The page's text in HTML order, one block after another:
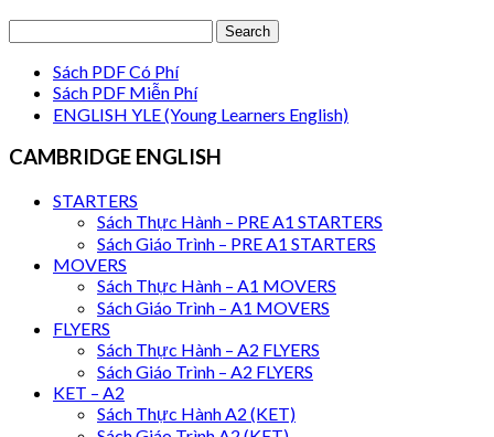
Sách PDF Có Phí
Sách PDF Miễn Phí
ENGLISH YLE (Young Learners English)
CAMBRIDGE ENGLISH
STARTERS
Sách Thực Hành – PRE A1 STARTERS
Sách Giáo Trình – PRE A1 STARTERS
MOVERS
Sách Thực Hành – A1 MOVERS
Sách Giáo Trình – A1 MOVERS
FLYERS
Sách Thực Hành – A2 FLYERS
Sách Giáo Trình – A2 FLYERS
KET – A2
Sách Thực Hành A2 (KET)